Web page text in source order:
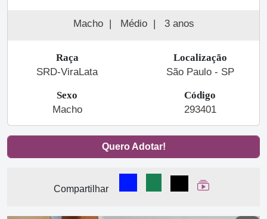
Macho | Médio | 3 anos
Raça
SRD-ViraLata
Localização
São Paulo - SP
Sexo
Macho
Código
293401
Quero Adotar!
Compartilhar
Compartilhar no Facebook
Compartilhar no
Compartilhar
Ver Web Story